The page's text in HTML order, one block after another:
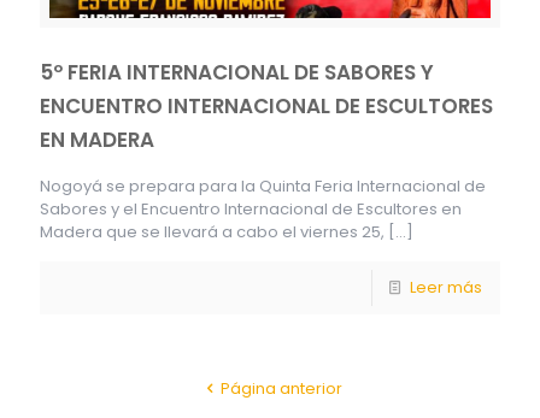
5º FERIA INTERNACIONAL DE SABORES Y
ENCUENTRO INTERNACIONAL DE ESCULTORES
EN MADERA
Nogoyá se prepara para la Quinta Feria Internacional de
Sabores y el Encuentro Internacional de Escultores en
Madera que se llevará a cabo el viernes 25, […]
Leer más
Página anterior